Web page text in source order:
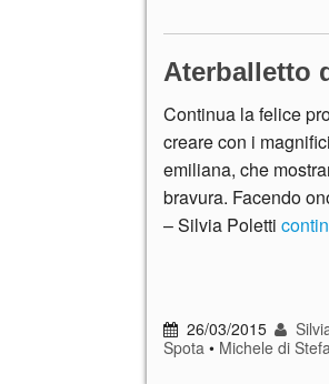
Aterballetto
Continua la felice
creare con i
emiliana, che
bravura. Facendo
– Silvia Poletti
26/03/2015
Spota • Michele di